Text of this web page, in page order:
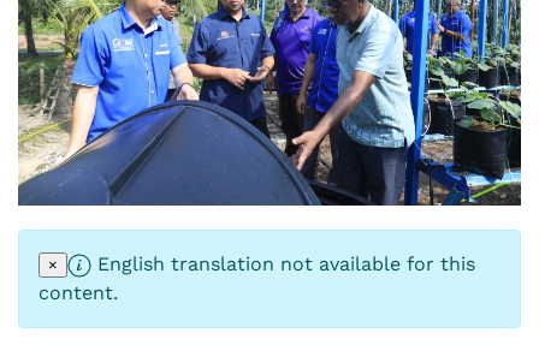
×
English translation not available for this
content.